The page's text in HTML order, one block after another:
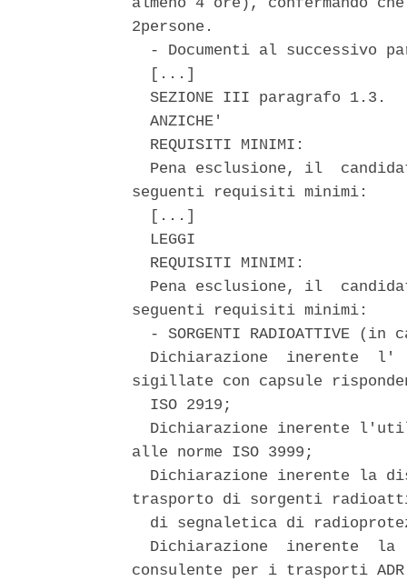
almeno 4 ore), confermando
2persone.
- Documenti al successivo
  [...]
  SEZIONE III paragrafo 1.3.
  ANZICHE'
  REQUISITI MINIMI:
Pena esclusione, il
seguenti requisiti minimi:
  [...]
  LEGGI
  REQUISITI MINIMI:
Pena esclusione, il
seguenti requisiti minimi:
- SORGENTI RADIOATTIVE (in
Dichiarazione  inerente  l'
sigillate con capsule
  ISO 2919;
Dichiarazione inerente
alle norme ISO 3999;
Dichiarazione inerente la
trasporto di sorgenti
di segnaletica di
Dichiarazione  inerente  la
consulente per i trasporti